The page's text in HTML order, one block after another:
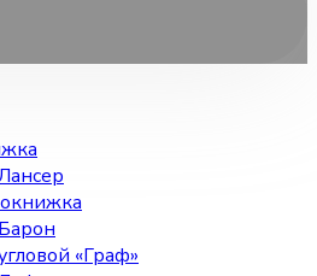
«Граф»